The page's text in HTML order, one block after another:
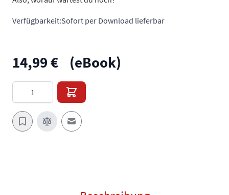
Verfügbarkeit:Sofort per Download lieferbar
14,99 € (eBook)
E-Mail an einen Freund